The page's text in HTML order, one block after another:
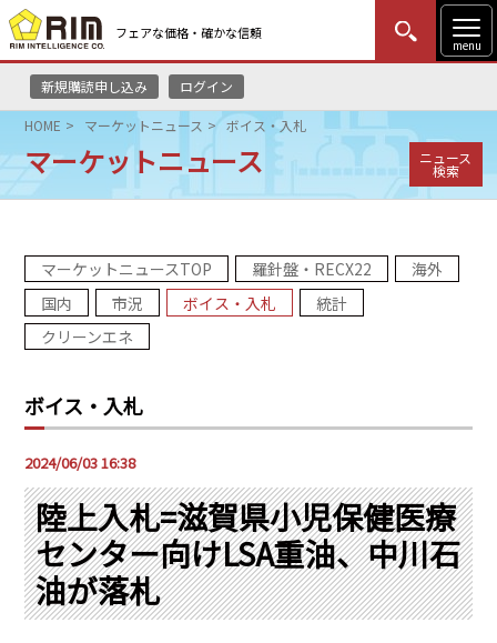
フェアな価格・確かな信頼
menu
新規購読申し込み ログイン
MENU
はじめての方
HOME
リムレポート
メソドロジー
コンサルティング
PRA原則
Q & A
会社概要
お問い合わせ
English Website
瑞姆亜太能源諮問(北京)
Rim Energy Media(韓国語)
HOME マーケットニュース ボイス・入札
マーケットニュース ニュース
検索
マーケットニュースTOP 羅針盤・RECX22
海外
国内
市況 ボイス・入札
統計
クリーンエネ
ボイス・入札
2024/06/03 16:38
陸上入札=滋賀県小児保健医療
センター向けLSA重油、中川石
油が落札